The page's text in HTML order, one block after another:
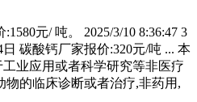
元/ 吨。 2025/3/10 8:36:47 3
碳酸钙厂家报价:320元/吨 ... 本
业应用或者科学研究等非医疗
物的临床诊断或者治疗,非药用,